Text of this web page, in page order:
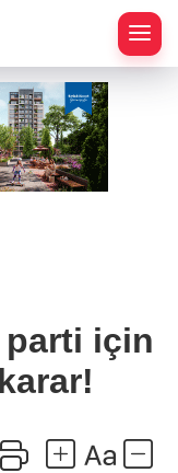
parti için